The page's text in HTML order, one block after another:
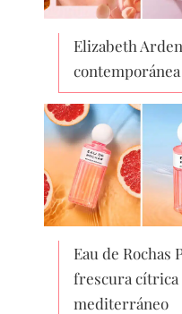
Elizabeth
Eau de Rochas
frescura
mediterráneo